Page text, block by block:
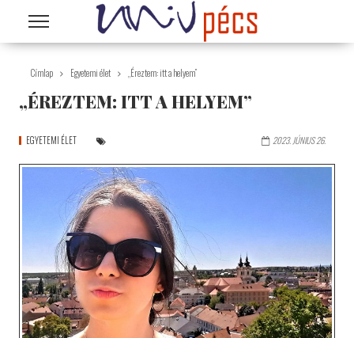
Ugrás a tartalomra
Címlap Egyetemi élet „Éreztem: itt a helyem”
„ÉREZTEM: ITT A HELYEM”
EGYETEMI ÉLET 2023. JÚNIUS 26.